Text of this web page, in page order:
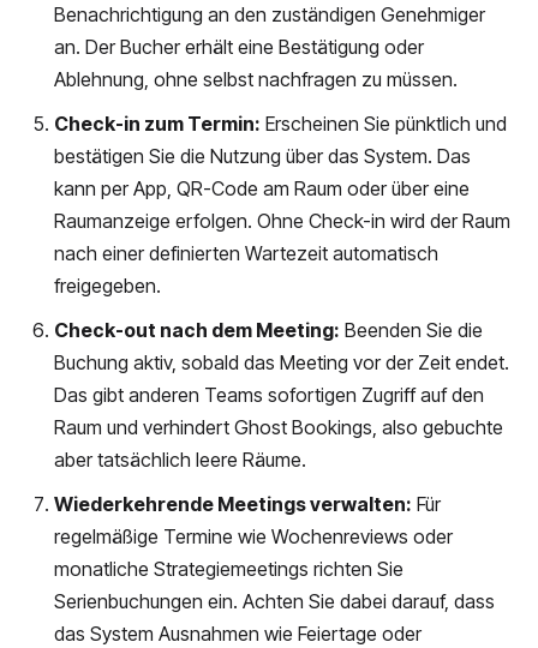
Benachrichtigung an den zuständigen Genehmiger
an. Der Bucher erhält eine Bestätigung oder
Ablehnung, ohne selbst nachfragen zu müssen.
Check-in zum Termin: Erscheinen Sie pünktlich und
bestätigen Sie die Nutzung über das System. Das
kann per App, QR-Code am Raum oder über eine
Raumanzeige erfolgen. Ohne Check-in wird der Raum
nach einer definierten Wartezeit automatisch
freigegeben.
Check-out nach dem Meeting: Beenden Sie die
Buchung aktiv, sobald das Meeting vor der Zeit endet.
Das gibt anderen Teams sofortigen Zugriff auf den
Raum und verhindert Ghost Bookings, also gebuchte
aber tatsächlich leere Räume.
Wiederkehrende Meetings verwalten: Für
regelmäßige Termine wie Wochenreviews oder
monatliche Strategiemeetings richten Sie
Serienbuchungen ein. Achten Sie dabei darauf, dass
das System Ausnahmen wie Feiertage oder